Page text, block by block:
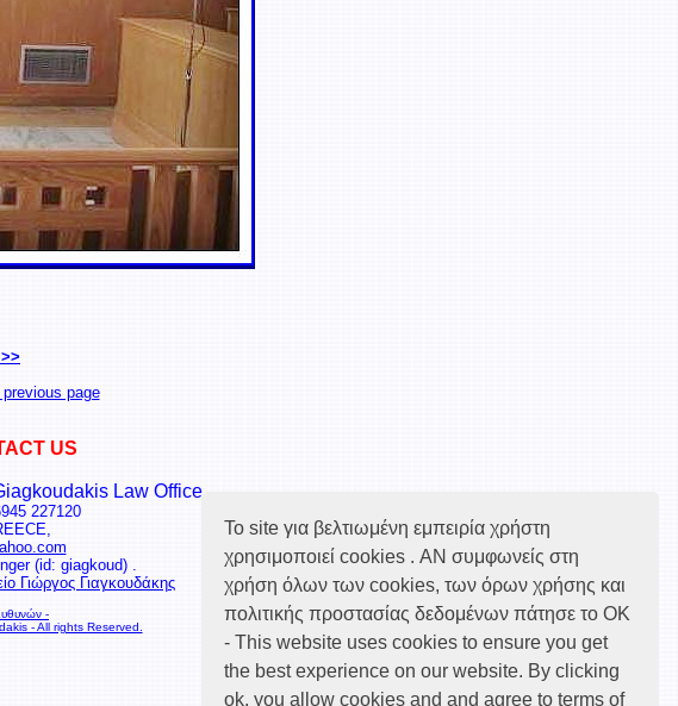
Το site για βελτιωμένη εμπειρία χρήστη
χρησιμοποιεί cookies . ΑΝ συμφωνείς στη
χρήση όλων των cookies, των όρων χρήσης και
πολιτικής προστασίας δεδομένων πάτησε το ΟΚ
- This website uses cookies to ensure you get
the best experience on our website. By clicking
ok, you allow cookies and and agree to terms of
page
US
Law Office
227120
(id: giagkoud) .
Γιώργος Γιαγκουδάκης
-
- All rights Reserved.